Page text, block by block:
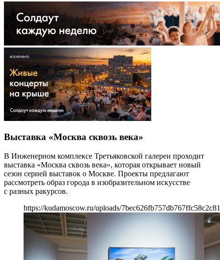
Выставка «Москва сквозь века»
В Инженерном комплексе Третьяковской галереи проходит
выставка «Москва сквозь века», которая открывает новый
сезон серией выставок о Москве. Проекты предлагают
рассмотреть образ города в изобразительном искусстве
с разных ракурсов.
https://kudamoscow.ru/uploads/